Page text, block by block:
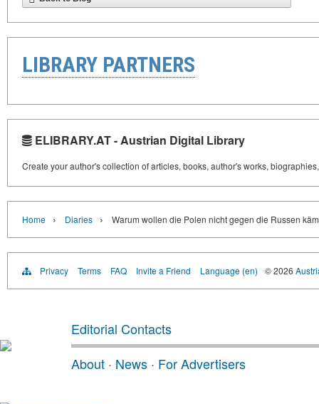
LIBRARY PARTNERS
ELIBRARY.AT - Austrian Digital Library
Create your author's collection of articles, books, author's works,
Home › Diaries › Warum wollen die Polen nicht gegen die Russen
Privacy Terms FAQ Invite a Friend Language (en) © 2026
Editorial Contacts
About · News · For Advertisers